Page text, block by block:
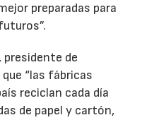
preparadas para
presidente de
“las fábricas
reciclan cada día
de papel y cartón,